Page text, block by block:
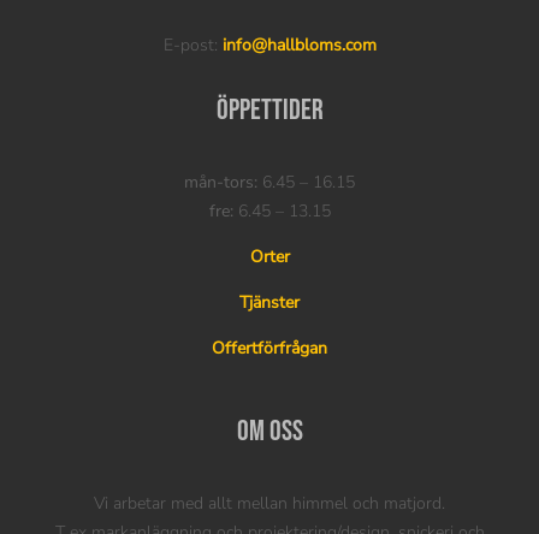
E-post: info@hallbloms.com
Öppettider
mån-tors: 6.45 – 16.15
fre: 6.45 – 13.15
Orter
Tjänster
Offertförfrågan
Om oss
Vi arbetar med allt mellan himmel och matjord.